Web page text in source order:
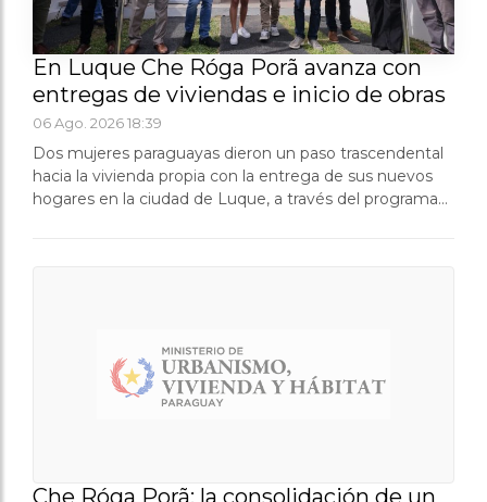
En Luque Che Róga Porã avanza con
entregas de viviendas e inicio de obras
06 Ago. 2026 18:39
Dos mujeres paraguayas dieron un paso trascendental
hacia la vivienda propia con la entrega de sus nuevos
hogares en la ciudad de Luque, a través del programa
Che Róga Porã: la consolidación de un